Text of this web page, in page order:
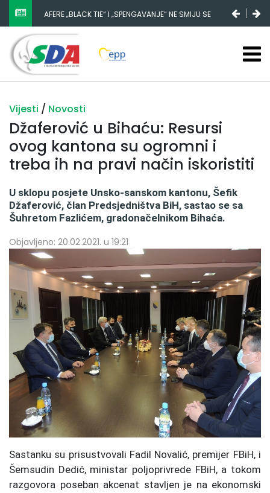
AFERE „BLACK TIE“ I „SPENGAVANJE“ NE SMIJU SE
ZATAŠKATI
Vijesti / Novosti
Džaferović u Bihaću: Resursi
ovog kantona su ogromni i
treba ih na pravi način iskoristiti
U sklopu posjete Unsko-sanskom kantonu, Šefik
Džaferović, član Predsjedništva BiH, sastao se sa
Šuhretom Fazlićem, gradonačelnikom Bihaća.
Objavljeno: 20.02.2021. u 19:21
Sastanku su prisustvovali Fadil Novalić, premijer FBiH, i
Šemsudin Dedić, ministar poljoprivrede FBiH, a tokom
razgovora poseban akcenat stavljen je na ekonomski